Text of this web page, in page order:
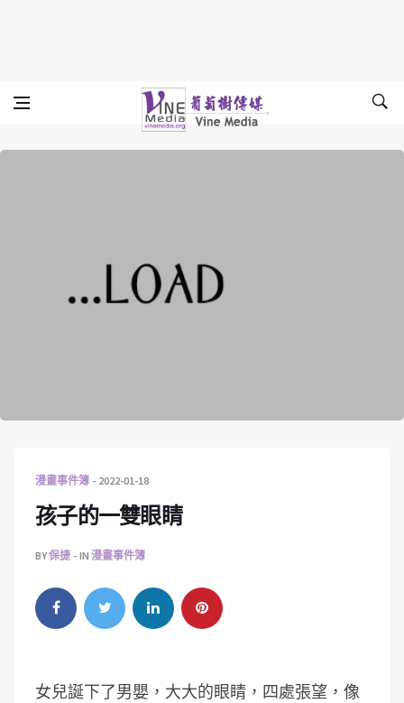
Vine Media
葡萄樹傳媒
漫畫事件簿 2022-01-18
孩子的一雙眼睛
BY保捷 IN 漫畫事件簿
女兒誕下了男嬰，大大的眼睛，四處張望，像